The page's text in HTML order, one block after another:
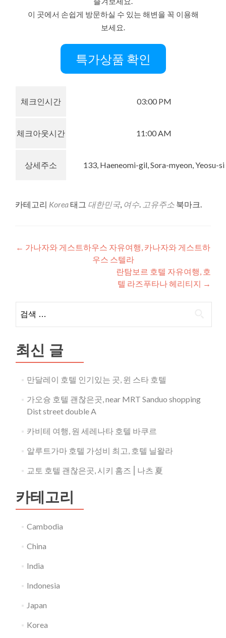
이 곳에서 손쉽게 방문하실 수 있는 해변을 꼭 이용해
보세요.
특가상품 확인
체크인시간 03:00 PM
체크아웃시간 11:00 AM
상세주소 133, Haeneomi-gil, Sora-myeon, Yeosu-si
카테고리 Korea태그 대한민국 여수 고유주소 북마크.
글
게
이
← 가나자와 게스트하우스 자유여행, 카나자와 게스트하
우스 스텔라
란탐보르 호텔 자유여행, 호
텔 라즈푸타나 헤리티지 →
색:
최신 글
만달레이 호텔 인기있는 곳, 윈 스타 호텔
가오슝 호텔 괜찮은곳, near MRT Sanduo shopping
Dist street double A
카비테 여행, 원 세레나타 호텔 바쿠르
알루트가마 호텔 가성비 최고, 호텔 닐왈라
교토 호텔 괜찮은곳, 시키 홈즈⎪나츠 夏
카테고리
Cambodia
China
India
Indonesia
Japan
Korea